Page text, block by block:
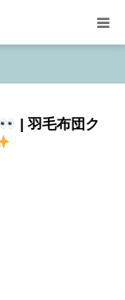
| 羽毛布団ク